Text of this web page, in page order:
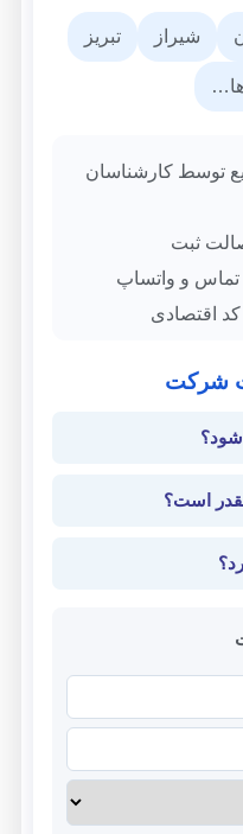
شیراز تبریز
توسط کارشناسان
ثبت
و واتساپ
کد اقتصادی
شرکت
است؟